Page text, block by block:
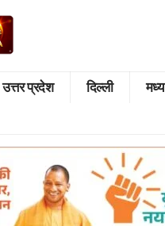
उत्तर प्रदेश दिल्ली